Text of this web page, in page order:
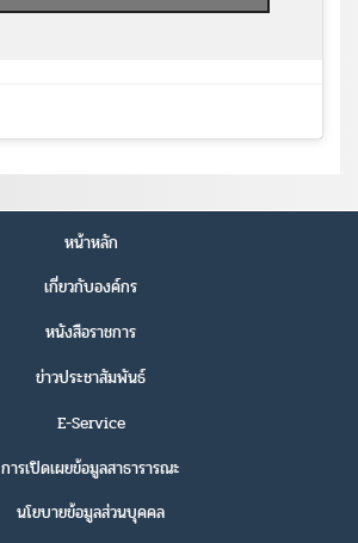
หน้าหลัก
เกี่ยวกับองค์กร
หนังสือราชการ
ข่าวประชาสัมพันธ์
E-Service
การเปิดเผยข้อมูลสาธารารณะ
นโยบายข้อมูลส่วนบุคคล